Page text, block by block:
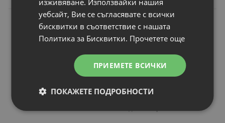
N
Батерия за лаптоп
Asus A Series
: 2200 mAh
Тип на батерията
: Заместител
изживяване. Използвайки нашия
уебсайт, Вие се съгласявате с всички
бисквитки в съответствие с нашата
Политика за Бисквитки. Прочетете още
ПРИЕМЕТЕ ВСИЧКИ
ПОКАЖЕТЕ ПОДРОБНОСТИ